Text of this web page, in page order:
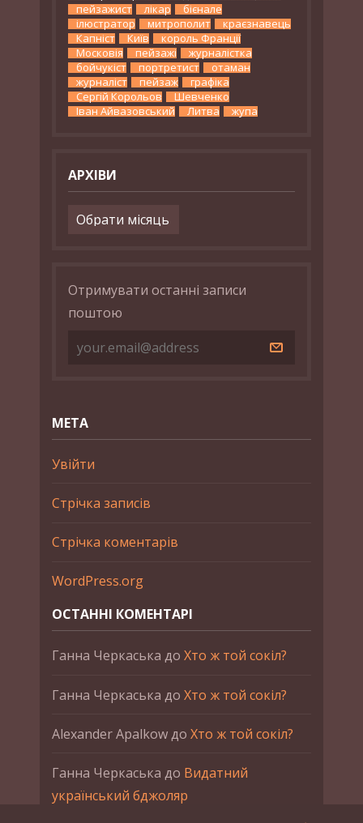
пейзажист
лікар
бієнале
ілюстратор
митрополит
краєзнавець
Капніст
Київ
король Франції
Московія
пейзажі
журналістка
бойчукіст
портретист
отаман
журналіст
пейзаж
графіка
Сергій Корольов
Шевченко
Іван Айвазовський
Литва жупа
АРХІВИ
Архіви
Отримувати останні записи
поштою
МЕТА
Увійти
Стрічка записів
Стрічка коментарів
WordPress.org
ОСТАННІ КОМЕНТАРІ
Ганна Черкаська до Хто ж той сокіл?
Ганна Черкаська до Хто ж той сокіл?
Alexander Apalkowдо Хто ж той сокіл?
Ганна Черкаська до Видатний
український бджоляр